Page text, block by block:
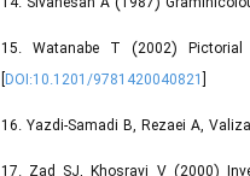
15. Watanabe T (2002)
[DOI:10.1201/9781420040821]
16. Yazdi-Samadi B, Rezaei A,